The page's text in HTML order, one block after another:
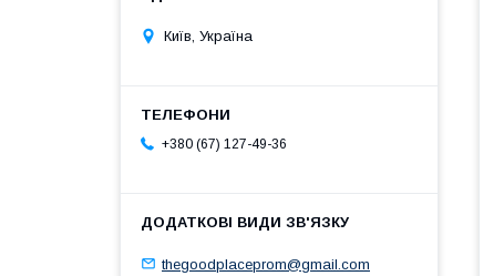
Київ, Україна
+380 (67) 127-49-36
thegoodplaceprom@gmail.com